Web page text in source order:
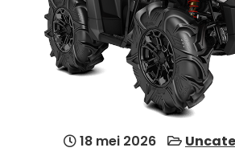
18 mei 2026